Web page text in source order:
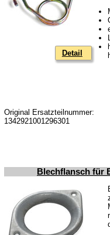
Detail
Original Ersatzteilnummer:
1342921001296301
Blechflansch für